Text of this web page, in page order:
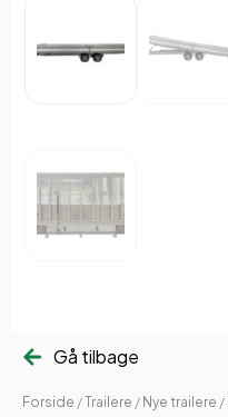
Gå tilbage
Forside /Trailere / Nye trailere /